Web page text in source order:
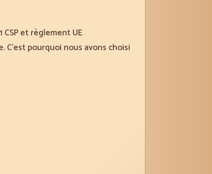
et règlement UE
pourquoi nous avons choisi